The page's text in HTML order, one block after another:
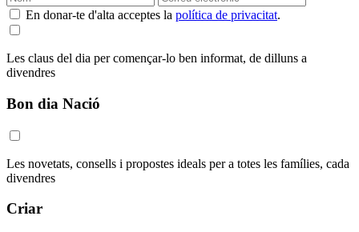
En donar-te d'alta acceptes la política de privacitat.
Les claus del dia per començar-lo ben informat, de dilluns a
divendres
Bon dia Nació
Les novetats, consells i propostes ideals per a totes les famílies, cada
divendres
Criar